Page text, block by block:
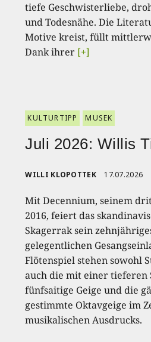
tiefe Geschwisterliebe,
und Todesnähe. Die
Motive kreist, füllt
Dank ihrer [+]
KULTURTIPP MUSEK
Juli 2026: Willis
WILLI KLOPOTTEK 17.07.2026
Mit Decennium, seinem
2016, feiert das
Skagerrak sein
gelegentlichen
Flötenspiel stehen sowohl
auch die mit einer tieferen
fünfsaitige Geige und die
gestimmte Oktavgeige im
musikalischen Ausdrucks.